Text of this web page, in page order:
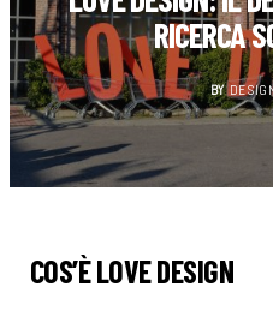
RICERCA
BY
COS’È LOVE DESIGN